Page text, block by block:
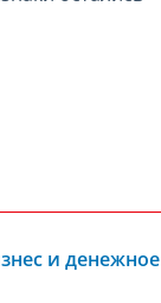
и денежное